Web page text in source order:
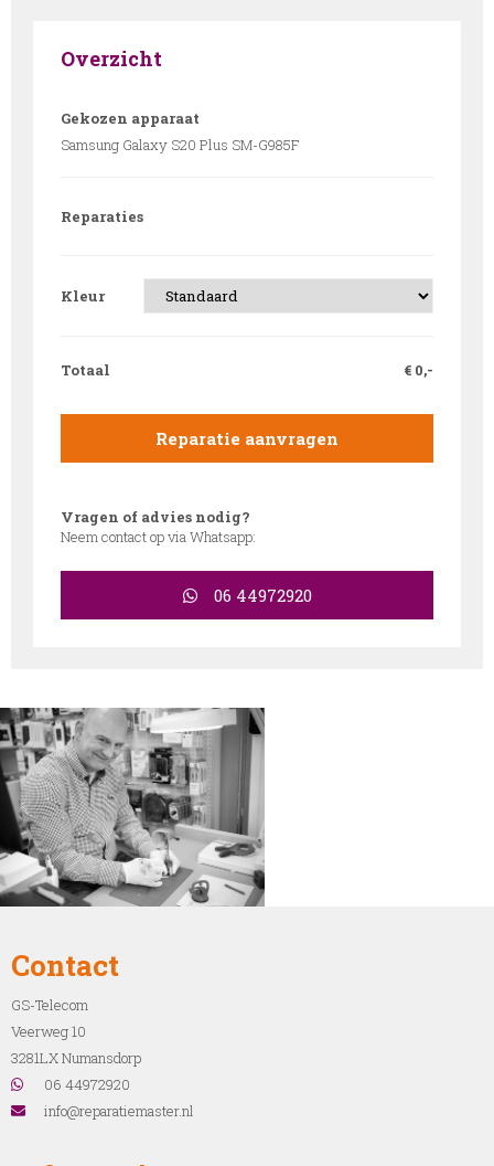
Overzicht
Gekozen apparaat
Samsung Galaxy S20 Plus SM-G985F
Reparaties
Kleur
Totaal € 0,-
Reparatie aanvragen
Vragen of advies nodig?
Neem contact op via Whatsapp:
06 44972920
Contact
GS-Telecom
Veerweg 10
3281LX Numansdorp
06 44972920
info@reparatiemaster.nl